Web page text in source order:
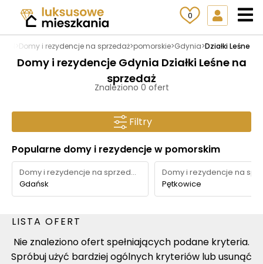
0
Domy i rezydencje na sprzedaż>pomorskie>Gdynia>Działki Leśne
Domy i rezydencje Gdynia Działki Leśne na
sprzedaż
Znaleziono 0 ofert
Filtry
Popularne domy i rezydencje w pomorskim
Domy i rezydencje na sprzedaż
Gdańsk
Pętkowice
Nie znaleziono ofert spełniających podane kryteria.
Spróbuj użyć bardziej ogólnych kryteriów lub usunąć
LISTA OFERT